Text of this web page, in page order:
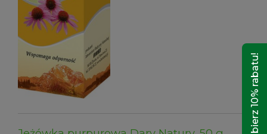
Odbierz 10% rabatu!